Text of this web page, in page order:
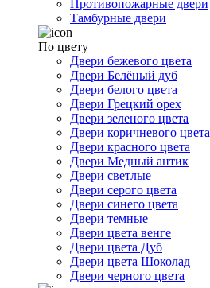
Противопожарные двери
Тамбурные двери
По цвету
Двери бежевого цвета
Двери Белёный дуб
Двери белого цвета
Двери Грецкий орех
Двери зеленого цвета
Двери коричневого цвета
Двери красного цвета
Двери Медный антик
Двери светлые
Двери серого цвета
Двери синего цвета
Двери темные
Двери цвета венге
Двери цвета Дуб
Двери цвета Шоколад
Двери черного цвета